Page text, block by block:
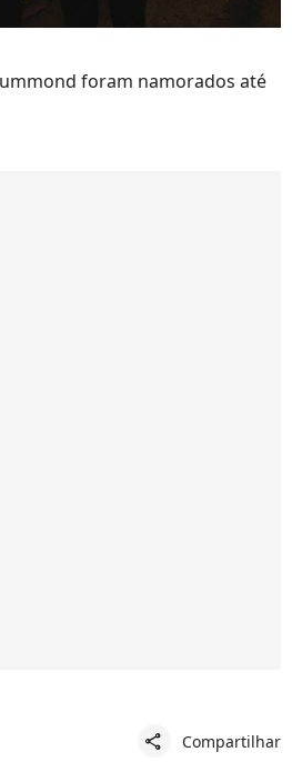
foram namorados até
share Compartilhar